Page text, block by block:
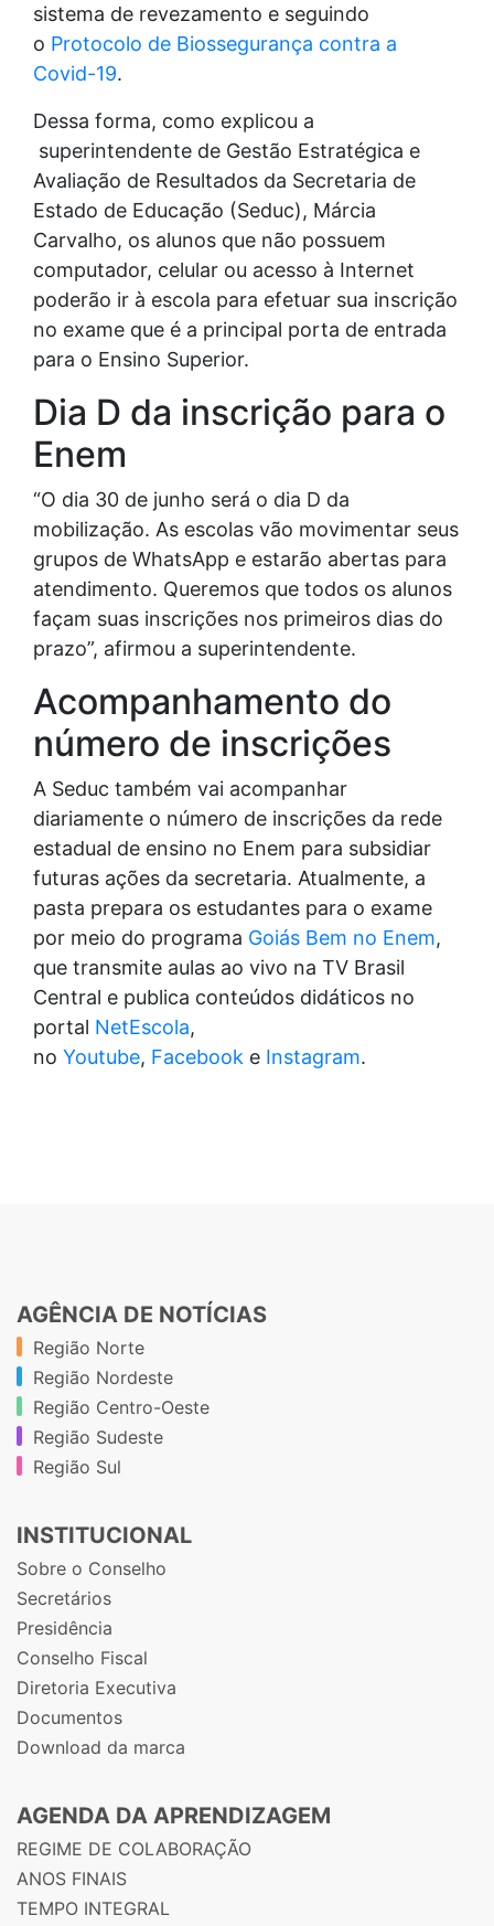
sistema de revezamento e seguindo
o Protocolo de Biossegurança contra a
Covid-19.
Dessa forma, como explicou a
superintendente de Gestão Estratégica e
Avaliação de Resultados da Secretaria de
Estado de Educação (Seduc), Márcia
Carvalho, os alunos que não possuem
computador, celular ou acesso à Internet
poderão ir à escola para efetuar sua inscrição
no exame que é a principal porta de entrada
para o Ensino Superior.
Dia D da inscrição para o
Enem
“O dia 30 de junho será o dia D da
mobilização. As escolas vão movimentar seus
grupos de WhatsApp e estarão abertas para
atendimento. Queremos que todos os alunos
façam suas inscrições nos primeiros dias do
prazo”, afirmou a superintendente.
Acompanhamento do
número de inscrições
A Seduc também vai acompanhar
diariamente o número de inscrições da rede
estadual de ensino no Enem para subsidiar
futuras ações da secretaria. Atualmente, a
pasta prepara os estudantes para o exame
por meio do programa Goiás Bem no Enem,
que transmite aulas ao vivo na TV Brasil
Central e publica conteúdos didáticos no
portal NetEscola,
no Youtube, Facebook e Instagram.
AGÊNCIA DE NOTÍCIAS
Região Norte
Região Nordeste
Região Centro-Oeste
Região Sudeste
Região Sul
INSTITUCIONAL
Sobre o Conselho
Secretários
Presidência
Conselho Fiscal
Diretoria Executiva
Documentos
Download da marca
AGENDA DA APRENDIZAGEM
REGIME DE COLABORAÇÃO
ANOS FINAIS
TEMPO INTEGRAL